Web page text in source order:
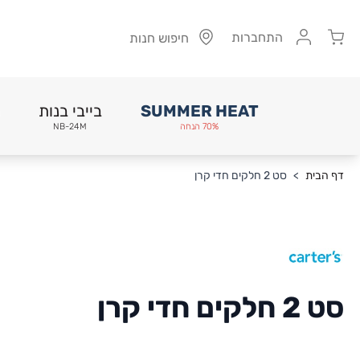
Cart התחברות חיפוש חנות
SUMMER HEAT
70% הנחה
בייבי בנות
NB-24M
דף הבית > סט 2 חלקים חדי קרן
סט 2 חלקים חדי קרן